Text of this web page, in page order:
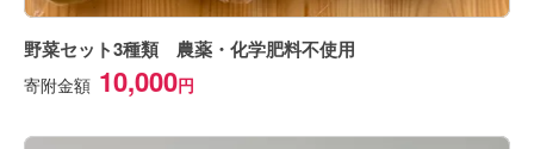
野菜セット3種類 農薬・化学肥料不使用
寄附金額 10,000